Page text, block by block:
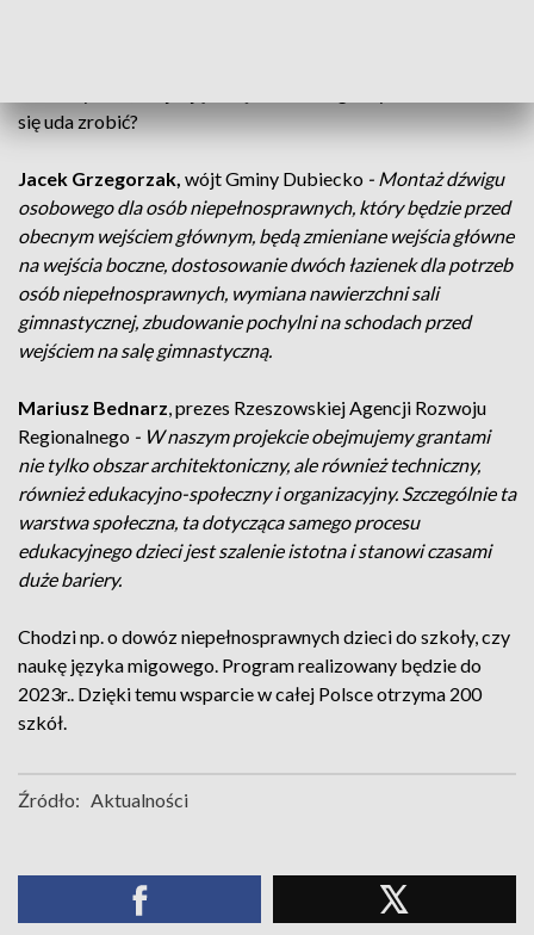
się uda zrobić?
Jacek Grzegorzak, wójt Gminy Dubiecko - Montaż dźwigu
osobowego dla osób niepełnosprawnych, który będzie przed
obecnym wejściem głównym, będą zmieniane wejścia główne
na wejścia boczne, dostosowanie dwóch łazienek dla potrzeb
osób niepełnosprawnych, wymiana nawierzchni sali
gimnastycznej, zbudowanie pochylni na schodach przed
wejściem na salę gimnastyczną.
Mariusz Bednarz, prezes Rzeszowskiej Agencji Rozwoju
Regionalnego - W naszym projekcie obejmujemy grantami
nie tylko obszar architektoniczny, ale również techniczny,
również edukacyjno-społeczny i organizacyjny. Szczególnie ta
warstwa społeczna, ta dotycząca samego procesu
edukacyjnego dzieci jest szalenie istotna i stanowi czasami
duże bariery.
Chodzi np. o dowóz niepełnosprawnych dzieci do szkoły, czy
naukę języka migowego. Program realizowany będzie do
2023r.. Dzięki temu wsparcie w całej Polsce otrzyma 200
szkół.
Źródło: Aktualności